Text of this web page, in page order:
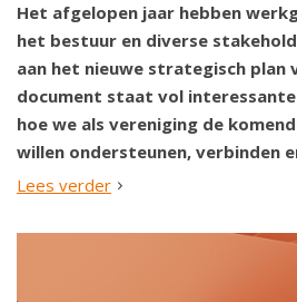
Het afgelopen jaar hebben
het bestuur en diverse
aan het nieuwe strategisch plan
document staat vol
hoe we als vereniging de
willen ondersteunen, verbinden
Lees verder